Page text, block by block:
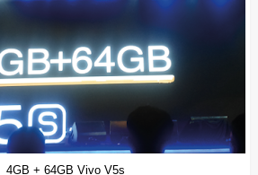
4GB + 64GB Vivo V5s